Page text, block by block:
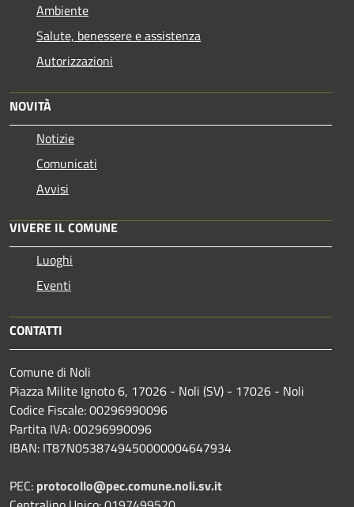
Ambiente
Salute, benessere e assistenza
Autorizzazioni
NOVITÀ
Notizie
Comunicati
Avvisi
VIVERE IL COMUNE
Luoghi
Eventi
CONTATTI
Comune di Noli
Piazza Milite Ignoto 6, 17026 - Noli (SV) - 17026 - Noli
Codice Fiscale: 00296990096
Partita IVA: 00296990096
IBAN: IT87N0538749450000004647934
PEC: protocollo@pec.comune.noli.sv.it